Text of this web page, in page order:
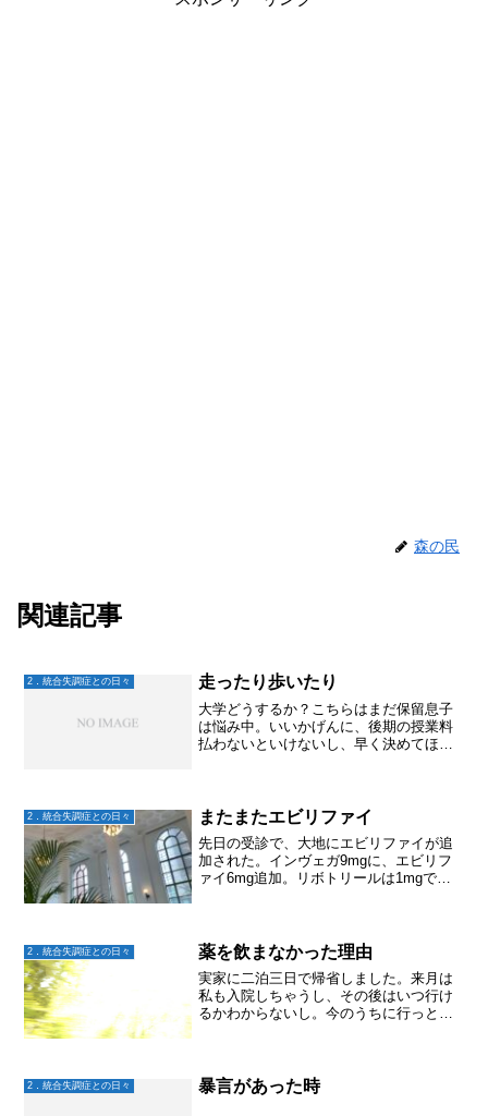
森の民
関連記事
2．統合失調症との日々 走ったり歩いたり
大学どうするか？こちらはまだ保留息子
は悩み中。いいかげんに、後期の授業料
払わないといけないし、早く決めてほし
3~4キロらしい。しか...
2．統合失調症との日々 またまたエビリファイ
先日の受診で、大地にエビリファイが追
加された。インヴェガ9mgに、エビリフ
ァイ6mg追加。リボトリールは1mgで、
地が明るくなって...
2．統合失調症との日々 薬を飲まなかった理由
実家に二泊三日で帰省しました。来月は
私も入院しちゃうし、その後はいつ行け
るかわからないし。今のうちに行っとこ
持って大地の部屋へい...
2．統合失調症との日々 暴言があった時